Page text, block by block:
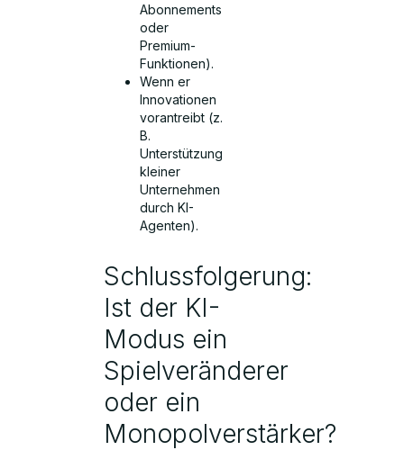
Abonnements
oder
Premium-
Funktionen).
Wenn er
Innovationen
vorantreibt (z.
B.
Unterstützung
kleiner
Unternehmen
durch KI-
Agenten).
Schlussfolgerung:
Ist der KI-
Modus ein
Spielveränderer
oder ein
Monopolverstärker?